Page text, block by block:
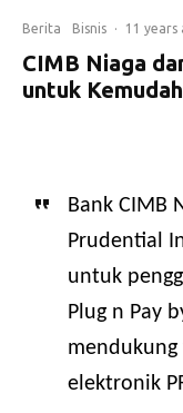
Berita Bisnis · 11 years
CIMB Niaga
untuk
Bank CIMB
Prudential
untuk
Plug n Pay
elektronik